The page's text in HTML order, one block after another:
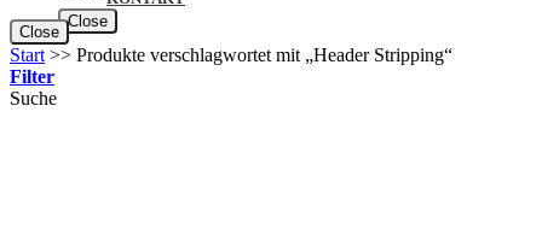
Close
Close
Start >> Produkte verschlagwortet mit „Header Stripping“
Filter
Suche